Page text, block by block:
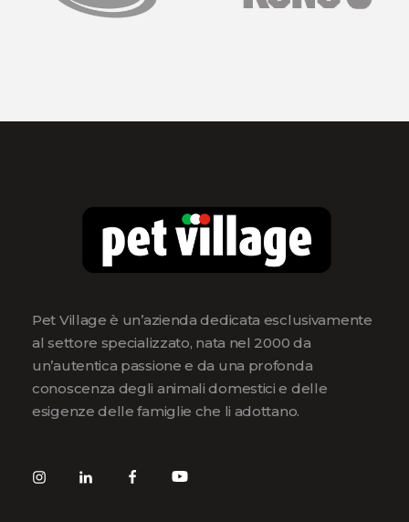
Pet Village è un’azienda dedicata esclusivamente
al settore specializzato, nata nel 2000 da
un’autentica passione e da una profonda
conoscenza degli animali domestici e delle
esigenze delle famiglie che li adottano.